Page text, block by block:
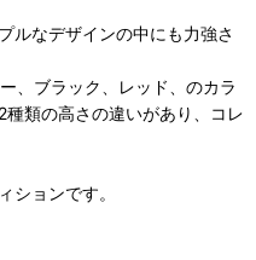
ルなデザインの中にも力強さ
、ブラック、レッド、のカラ
類の高さの違いがあり、コレ
ションです。